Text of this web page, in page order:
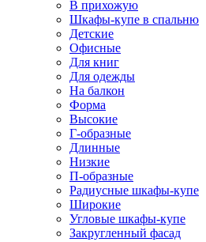
В прихожую
Шкафы-купе в спальню
Детские
Офисные
Для книг
Для одежды
На балкон
Форма
Высокие
Г-образные
Длинные
Низкие
П-образные
Радиусные шкафы-купе
Широкие
Угловые шкафы-купе
Закругленный фасад